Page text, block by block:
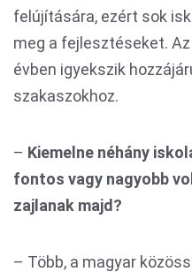
felújítására, ezért sok
meg a fejlesztéseket.
évben igyekszik
szakaszokhoz.
– Kiemelne néhány
fontos vagy nagyobb
zajlanak majd?
– Több, a magyar